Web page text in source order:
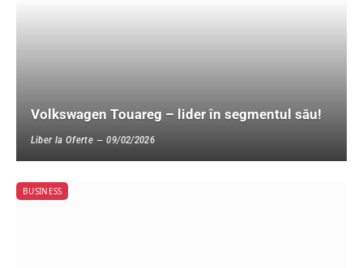
Volkswagen Touareg – lider în segmentul său!
Liber la Oferte 09/02/2026
BUSINESS